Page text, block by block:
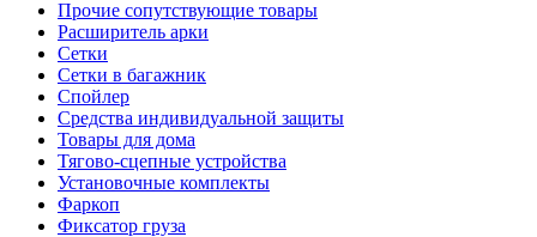
Прочие сопутствующие товары
Расширитель арки
Сетки
Сетки в багажник
Спойлер
Средства индивидуальной защиты
Товары для дома
Тягово-сцепные устройства
Установочные комплекты
Фаркоп
Фиксатор груза